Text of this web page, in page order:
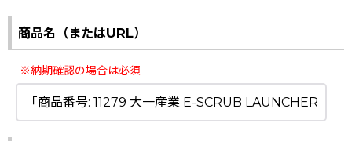
商品名（またはURL）
※納期確認の場合は必須